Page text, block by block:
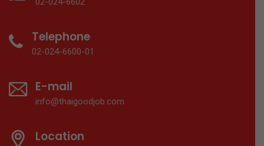
Telephone
02-024-6600-01
E-mail
info@thaigoodjob.com
Location